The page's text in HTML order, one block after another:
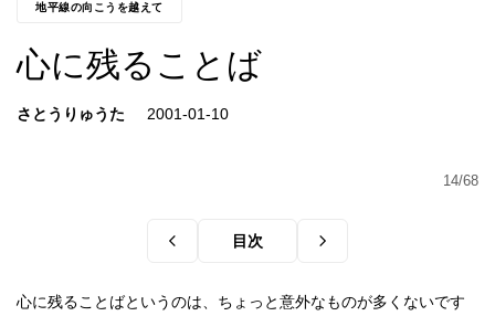
地平線の向こうを越えて
心に残ることば
さとうりゅうた
14/68
目次
心に残ることばというのは、ちょっと意外なものが多くないです